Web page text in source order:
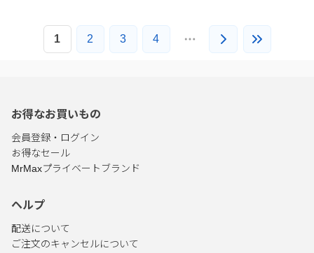
1 2 3 4
お得なお買いもの
会員登録・ログイン
お得なセール
MrMaxプライベートブランド
ヘルプ
配送について
ご注文のキャンセルについて